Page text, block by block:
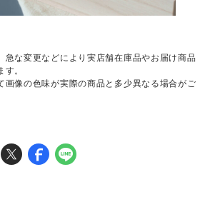
急な変更などにより実店舗在庫品やお届け商品
。
画像の色味が実際の商品と多少異なる場合がご